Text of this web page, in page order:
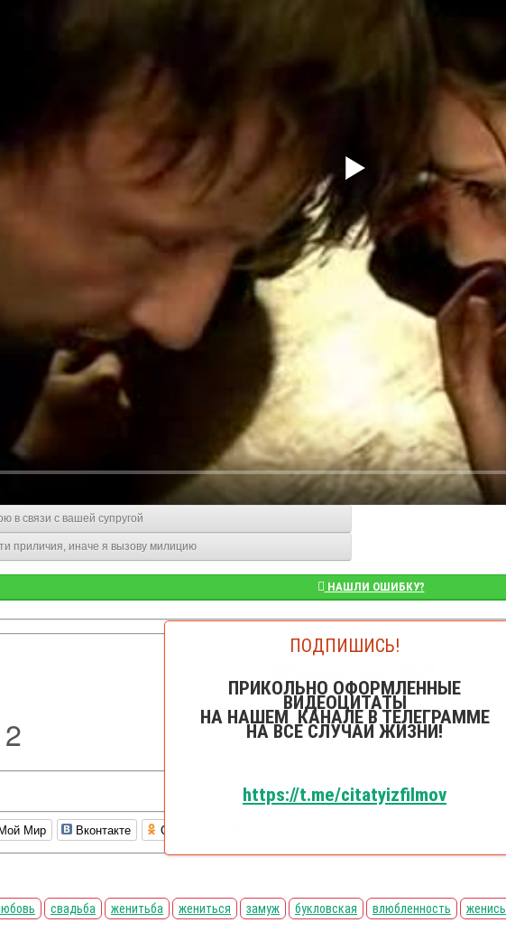
в связи с вашей супругой
приличия, иначе я вызову милицию
НАШЛИ ОШИБКУ?
Мир Вконтакте Одноклассники
свадьба женитьба жениться замуж букловская влюбленность женись
ПОДПИШИСЬ!
ПРИКОЛЬНО ОФОРМЛЕННЫЕ
ВИДЕОЦИТАТЫ
НА НАШЕМ КАНАЛЕ В ТЕЛЕГРАММЕ
НА ВСЕ СЛУЧАИ ЖИЗНИ!
https://t.me/citatyizfilmov